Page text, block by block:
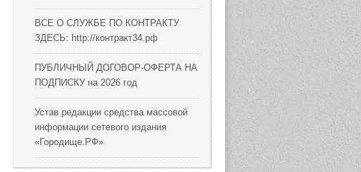
ВСЕ О СЛУЖБЕ ПО КОНТРАКТУ
ЗДЕСЬ: http://контракт34.рф
ПУБЛИЧНЫЙ ДОГОВОР-ОФЕРТА НА
ПОДПИСКУ на 2026 год
Устав редакции средства массовой
информации сетевого издания
«Городище.РФ»